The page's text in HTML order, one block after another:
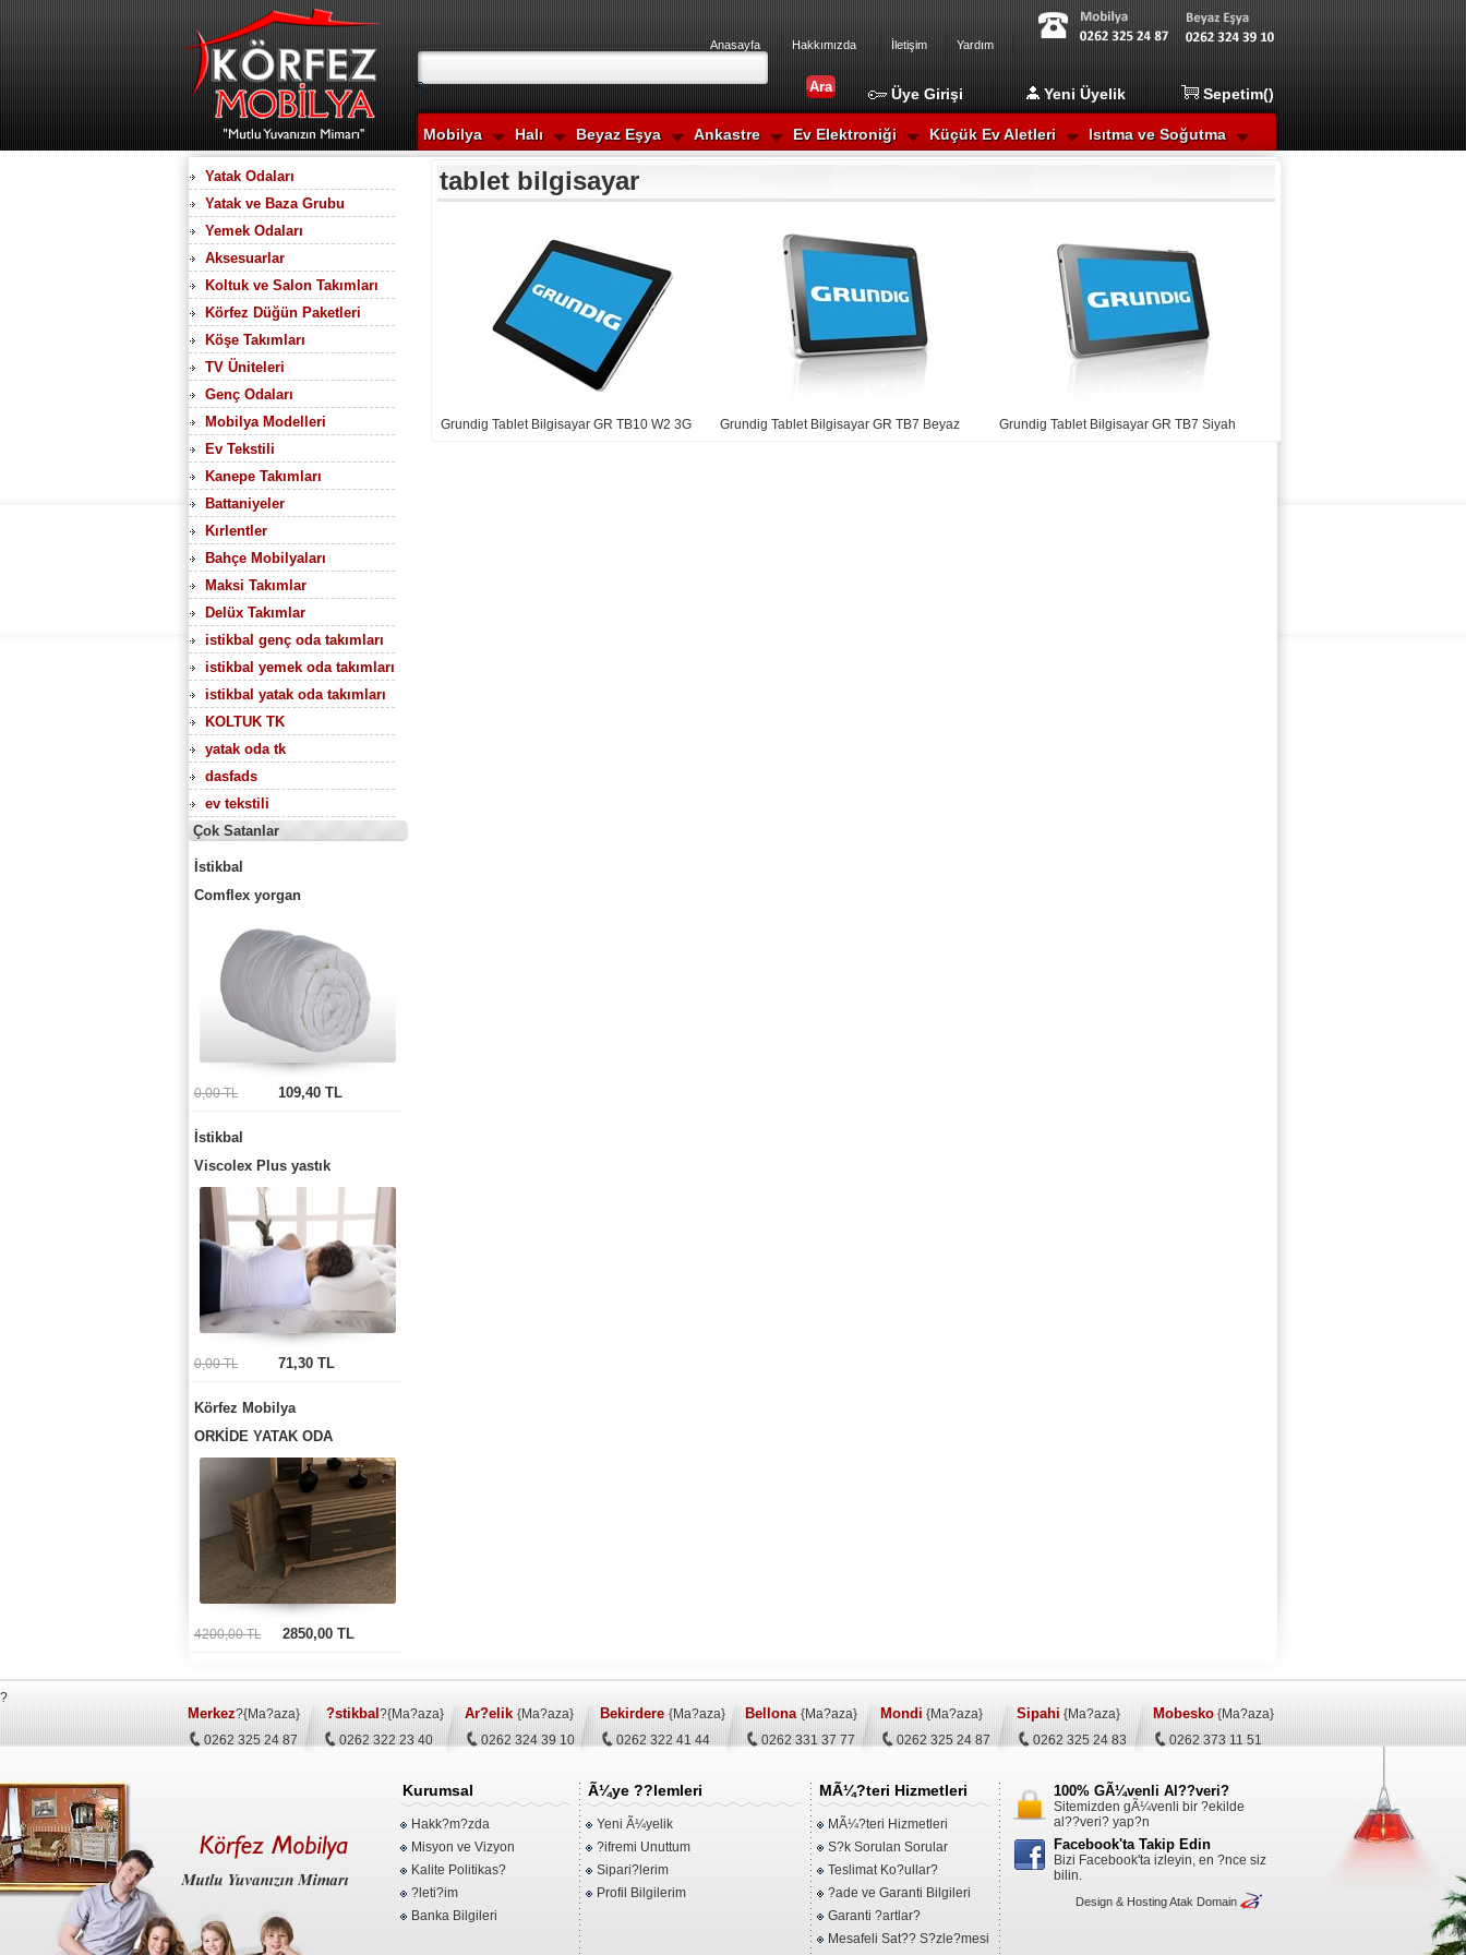
Anasayfa Hakkımızda İletişim Yardım
Üye Girişi Yeni Üyelik Sepetim()
Mobilya Halı Beyaz Eşya Ankastre Ev Elektroniği Küçük Ev Aletleri Isıtma ve Soğutma
Yatak Odaları
Yatak ve Baza Grubu
Yemek Odaları
Aksesuarlar
Koltuk ve Salon Takımları
Körfez Düğün Paketleri
Köşe Takımları
TV Üniteleri
Genç Odaları
Mobilya Modelleri
Ev Tekstili
Kanepe Takımları
Battaniyeler
Kırlentler
Bahçe Mobilyaları
Maksi Takımlar
Delüx Takımlar
istikbal genç oda takımları
istikbal yemek oda takımları
istikbal yatak oda takımları
KOLTUK TK
yatak oda tk
dasfads
ev tekstili
Çok Satanlar
İstikbal
Comflex yorgan
0,00 TL 109,40 TL
İstikbal
Viscolex Plus yastık
0,00 TL 71,30 TL
Körfez Mobilya
ORKİDE YATAK ODA
4200,00 TL 2850,00 TL
tablet bilgisayar
Grundig Tablet Bilgisayar GR TB10 W2 3G Grundig Tablet Bilgisayar GR TB7 Beyaz Grundig Tablet Bilgisayar GR TB7 Siyah
?
Merkez?{Ma?aza}
0262 325 24 87
?stikbal ?{Ma?aza}
0262 322 23 40
Ar?elik {Ma?aza}
0262 324 39 10
Bekirdere {Ma?aza}
0262 322 41 44
Bellona {Ma?aza}
0262 331 37 77
Mondi {Ma?aza}
0262 325 24 87
Sipahi {Ma?aza}
0262 325 24 83
Mobesko {Ma?aza}
0262 373 11 51
Kurumsal
Hakk?m?zda
Misyon ve Vizyon
Kalite Politikas?
?leti?im
Banka Bilgileri
Ã¼ye ??lemleri
Yeni Ã¼yelik
?ifremi Unuttum
Sipari?lerim
Profil Bilgilerim
MÃ¼?teri Hizmetleri
MÃ¼?teri Hizmetleri
S?k Sorulan Sorular
Teslimat Ko?ullar?
?ade ve Garanti Bilgileri
Garanti ?artlar?
Mesafeli Sat?? S?zle?mesi
100% GÃ¼venli Al??veri?
Sitemizden gÃ¼venli bir ?ekilde
al??veri? yap?n
Facebook'ta Takip Edin
Bizi Facebook'ta izleyin, en ?nce siz
bilin.
Design & Hosting Atak Domain